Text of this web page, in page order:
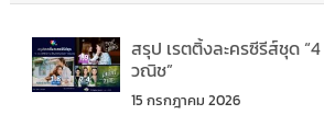
สรุป เรตติ้งละครซีรีส์ชุด
วณิช”
15 กรกฎาคม 2026